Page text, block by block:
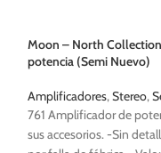
Moon – North
potencia (Semi Nuevo)
Amplificadores,Stereo,
761 Amplificador de
sus accesorios. -Sin